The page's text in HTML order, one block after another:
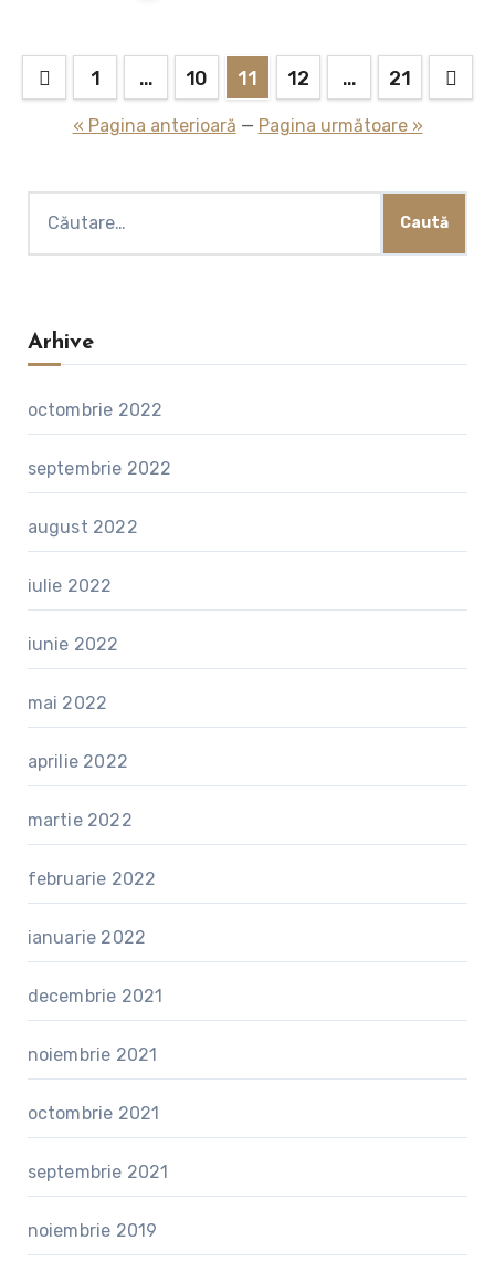
Paginație
articole
1 … 10 11 12 … 21
« Pagina anterioară — Pagina următoare »
după:
Arhive
octombrie 2022
septembrie 2022
august 2022
iulie 2022
iunie 2022
mai 2022
aprilie 2022
martie 2022
februarie 2022
ianuarie 2022
decembrie 2021
noiembrie 2021
octombrie 2021
septembrie 2021
noiembrie 2019